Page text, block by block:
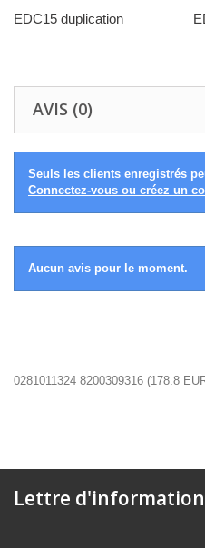
EDC15 duplication
AVIS (0)
Seuls les clients enregistrés
Connectez-vous ou créez un
Aucun avis pour le moment.
0281011324 8200309316 (178.8
Lettre